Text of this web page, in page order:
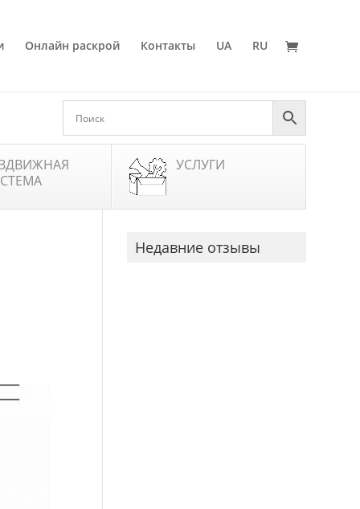
Онлайн раскрой Контакты UA RU
УСЛУГИ
Недавние отзывы